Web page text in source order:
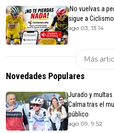
¡No vuelvas a
sigue a
ago 03, 13:14
Más
Novedades Populares
Jurado y multas
Calma tras el
público
ago 09, 9:52